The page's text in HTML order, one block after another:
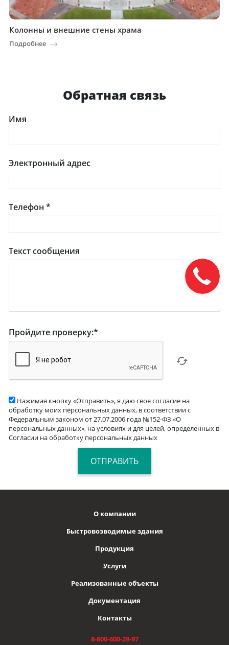
Колонны и внешние стены храма
Подробнее
Обратная связь
Имя
Электронный адрес
Телефон*
Текст сообщения
Пройдите проверку:*
Нажимая кнопку «Отправить», я даю свое согласие на
обработку моих персональных данных, в соответствии с
Федеральным законом от 27.07.2006 года №152-ФЗ «О
персональных данных», на условиях и для целей, определенных в
Согласии на обработку персональных данных
О компании
Быстровозводимые здания
Продукция
Услуги
Реализованные объекты
Документация
Контакты
8-800-600-29-97